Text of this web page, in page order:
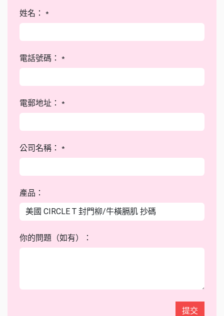
姓名： *
電話號碼： *
電郵地址： *
公司名稱： *
產品：
你的問題（如有）：
提交